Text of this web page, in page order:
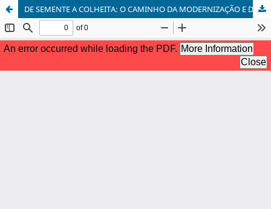
DE SEMENTE A COLHEITA: O CAMINHO DA MODERNIZAÇÃO E DO CRÉDITO NA VISÃO SISTÊMICA PARA O SUCESSO NO CAMPO